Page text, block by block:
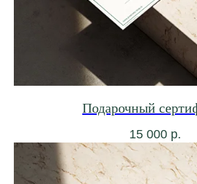
Подарочный
15 000 р.